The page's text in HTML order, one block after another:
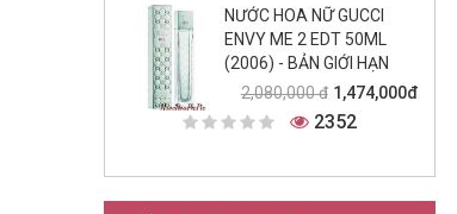
NƯỚC HOA NỮ GUCCI
ENVY ME 2 EDT 50ML
(2006) - BẢN GIỚI HẠN
2,080,000 đ 1,474,000đ
2352